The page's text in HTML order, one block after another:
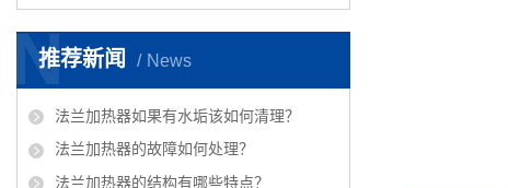
推荐新闻 News
N
法兰加热器如果有水垢该如何清理？
法兰加热器的故障如何处理？
法兰加热器的结构有哪些特点？